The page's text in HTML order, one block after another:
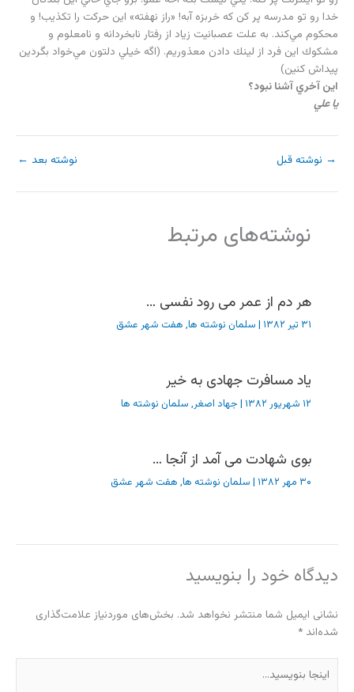
خدا رو تو مدرسه پر كن كه خربزه آبه! «راز نهفته» اين حركت را تكذيب! و
محكوم مي‌كند. به علت عصبانيت زياد از رفتار نابخردانه و نامعلوم و
مشكوك اين فرد از لينك دادن معذوريم. (اگه خيلي دلتون مي‌خواد بگردين
پيداش كنين)
اين آخري آشنا نبود؟
يا علي
→ نوشته قبل نوشته بعد ←
نوشته‌های مرتبط
هر دم از عمر می رود نفسی …
۳۱ تیر ۱۳۸۲ | سلمان نوشته ها, هفت شهر عشق
یاد مسافرت جهادی به خیر
۱۲ شهریور ۱۳۸۲ | جهاد اصغر, سلمان نوشته ها
بوی شهادت می آمد از آنجا …
۳۰ مهر ۱۳۸۲ | سلمان نوشته ها, هفت شهر عشق
دیدگاه‌ خود را بنویسید
نشانی ایمیل شما منتشر نخواهد شد. بخش‌های موردنیاز علامت‌گذاری
شده‌اند *
بنویسید…